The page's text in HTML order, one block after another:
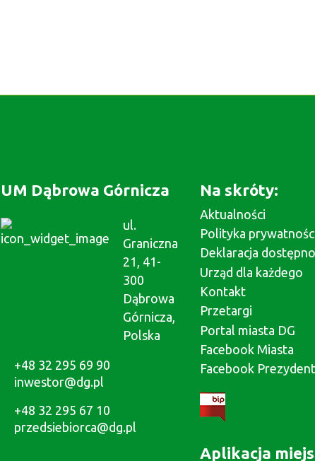
UM Dąbrowa Górnicza
ul.
Graniczna
21, 41-
300
Dąbrowa
Górnicza,
Polska
+48 32 295 69 90
inwestor@dg.pl
+48 32 295 67 10
przedsiebiorca@dg.pl
Na skróty:
Aktualności
Polityka
Deklaracja
Urząd dla każdego
Kontakt
Przetargi
Portal miasta DG
Facebook Miasta
Facebook
Aplikacja